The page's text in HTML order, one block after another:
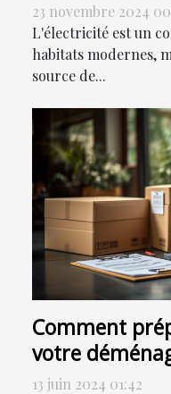
23 novembre 2024
L'électricité est un
habitats modernes,
source de...
Comment
votre
transition en
13 juin 2024 01:42